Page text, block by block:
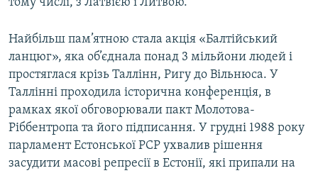
Найбільш пам’ятною стала акція «Балтійський
ланцюг», яка об’єднала понад 3 мільйони людей і
простяглася крізь Таллінн, Ригу до Вільнюса. У
Таллінні проходила історична конференція, в
рамках якої обговорювали пакт Молотова-
Ріббентропа та його підписання. У грудні 1988 року
парламент Естонської РСР ухвалив рішення
засудити масові репресії в Естонії, які припали на